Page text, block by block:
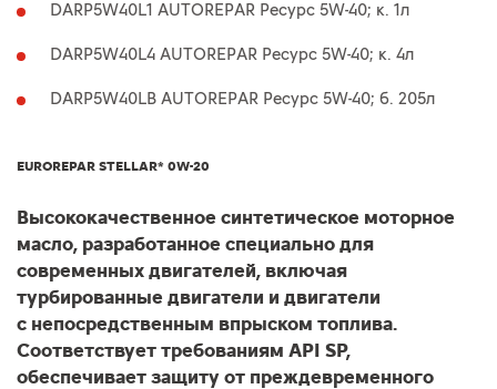
DARP5W40L1 AUTOREPAR Ресурс 5W-40; к. 1л
DARP5W40L4 AUTOREPAR Ресурс 5W-40; к. 4л
DARP5W40LB AUTOREPAR Ресурс 5W-40; б. 205л
EUROREPAR STELLAR* 0W-20
Высококачественное синтетическое моторное
масло, разработанное специально для
современных двигателей, включая
турбированные двигатели и двигатели
с непосредственным впрыском топлива.
Соответствует требованиям API SP,
обеспечивает защиту от преждевременного